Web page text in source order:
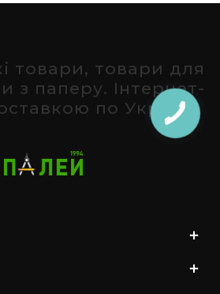
товари, товари для
з паперу. Інтернет-
по Україні